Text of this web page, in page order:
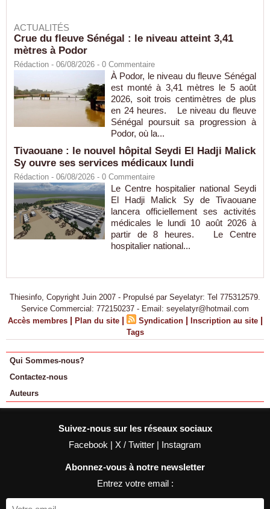
ACTUALITÉS
Crue du fleuve Sénégal : le niveau atteint 3,41
mètres à Podor
Rédaction - 06/08/2026 - 0 Commentaire
À Podor, le niveau du fleuve Sénégal
est monté à 3,41 mètres le 5 août
2026, soit trois centimètres de plus
en 24 heures. Le niveau du fleuve
Sénégal poursuit sa progression à
Podor, où la...
Tivaouane : le nouvel hôpital Seydi El Hadji Malick
Sy ouvre ses services médicaux lundi
Rédaction - 06/08/2026 - 0 Commentaire
Le Centre hospitalier national Seydi
El Hadji Malick Sy de Tivaouane
lancera officiellement ses activités
médicales le lundi 10 août 2026 à
partir de 8 heures. Le Centre
hospitalier national...
Thiesinfo, Copyright Juin 2007 - Propulsé par Seyelatyr: Tel 775312579.
Service Commercial: 772150237 - Email: seyelatyr@hotmail.com
Accès membres | Plan du site | Syndication | Inscription au site |
Tags
Qui Sommes-nous?
Contactez-nous
Auteurs
Suivez-nous sur les réseaux sociaux
Facebook | X / Twitter | Instagram
Abonnez-vous à notre newsletter
Entrez votre email :